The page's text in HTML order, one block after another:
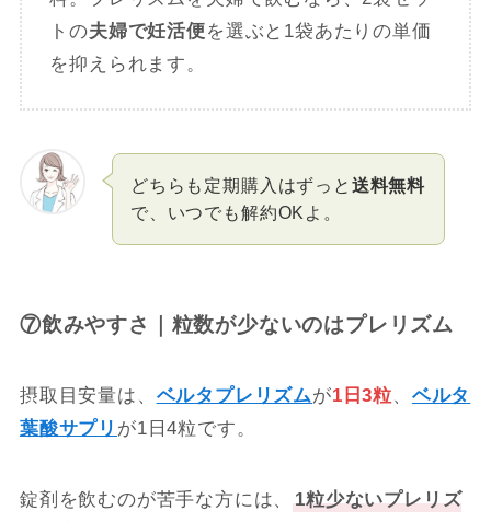
トの夫婦で妊活便を選ぶと1袋あたりの単価
を抑えられます。
どちらも定期購入はずっと 送料無料
で、いつでも解約OKよ。
⑦飲みやすさ｜粒数が少ないのはプレリズム
摂取目安量は、 ベルタプレリズムが1日3粒、 ベルタ
葉酸サプリ が1日4粒です。
錠剤を飲むのが苦手な方には、1粒少ないプレリズ